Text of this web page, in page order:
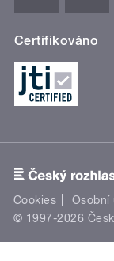
Certifikováno
Cookies Osobní
© 1997-2026